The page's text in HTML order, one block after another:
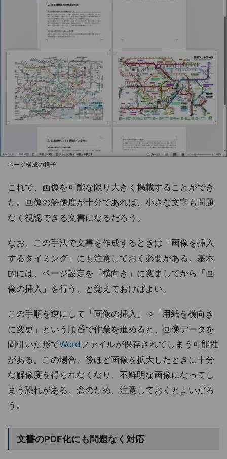
ページ構成の様子
これで、画像を可能な限り大きく掲載することができ
た。画像の解像度が十分であれば、小さな文字も問題
なく視認できる文書になるだろう。
なお、この手法で文書を作成するときは「画像を挿入
するタイミング」にも注意しておく必要がある。基本
的には、ページ設定を「横向き」に変更してから「画
像の挿入」を行う、と覚えておけばよい。
この手順を逆にして「画像の挿入」→「用紙を横向き
に変更」という順番で作業を進めると、画像データを
間引いた形でWordファイルが保存されてしまう可能性
がある。この場合、後ほど画像を拡大したときに十分
な解像度を得られなくなり、不鮮明な画像になってし
まう恐れがある。念のため、注意しておくとよいだろ
う。
文書のPDF化にも問題なく対応